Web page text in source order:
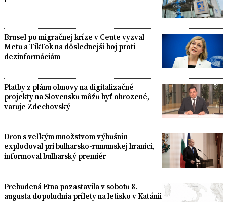
Brusel po migračnej kríze v Ceute vyzval
Metu a TikTok na dôslednejší boj proti
dezinformáciám
Platby z plánu obnovy na digitalizačné
projekty na Slovensku môžu byť ohrozené,
varuje Zdechovský
Dron s veľkým množstvom výbušnín
explodoval pri bulharsko-rumunskej hranici,
informoval bulharský premiér
Prebudená Etna pozastavila v sobotu 8.
augusta dopoludnia prílety na letisko v Katánii